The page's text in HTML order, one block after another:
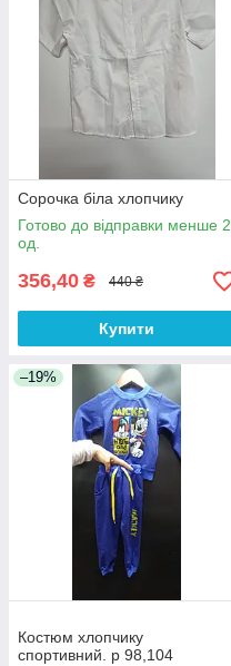
Сорочка біла хлопчику
Готово до відправки менше 2
од.
356,40 ₴ 440 ₴
Купити
–19%
Костюм хлопчику
спортивний. р 98,104